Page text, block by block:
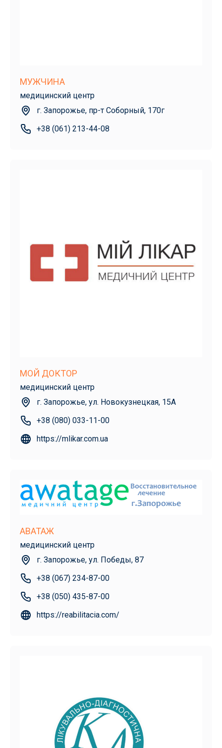
МУЖЧИНА
медицинский центр
г. Запорожье, пр-т Соборный, 170г
+38 (061) 213-44-08
МОЙ ДОКТОР
медицинский центр
г. Запорожье, ул. Новокузнецкая, 15А
+38 (080) 033-11-00
https://mlikar.com.ua
АВАТАЖ
медицинский центр
г. Запорожье, ул. Победы, 87
+38 (067) 234-87-00
+38 (050) 435-87-00
https://reabilitacia.com/